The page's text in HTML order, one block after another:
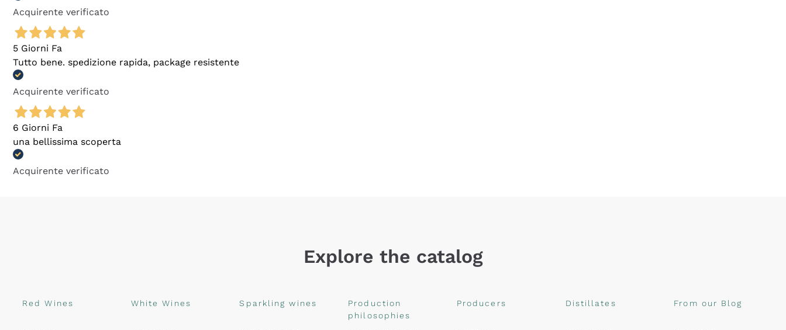
Acquirente verificato
5 Giorni Fa
Tutto bene. spedizione rapida, package resistente
Acquirente verificato
6 Giorni Fa
una bellissima scoperta
Acquirente verificato
Explore the catalog
Red Wines White Wines Sparkling wines
Production
philosophies
Producers Distillates From our Blog